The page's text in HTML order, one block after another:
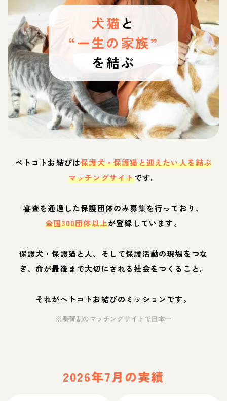
犬猫 と
“一生の家族”
を結ぶ
ペトコトお結びは保護犬・保護猫と迎えたい人を結ぶ
マッチングサイトです。
審査を通過した保護団体のみ募集を行っており、
全国300団体以上が登録しています。
保護犬・保護猫と人、そして保護活動の現場をつな
ぎ、命が最後まで大切にされる社会をつくること。
それがペトコトお結びのミッションです。
※審査制のマッチングサイトで日本一
2026年7月の実績